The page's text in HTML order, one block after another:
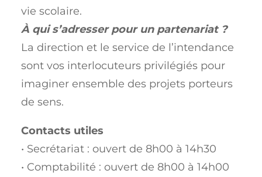
vie scolaire.
À qui s’adresser pour un partenariat ?
La direction et le service de l’intendance
sont vos interlocuteurs privilégiés pour
imaginer ensemble des projets porteurs
de sens.
Contacts utiles
• Secrétariat : ouvert de 8h00 à 14h30
• Comptabilité : ouvert de 8h00 à 14h00